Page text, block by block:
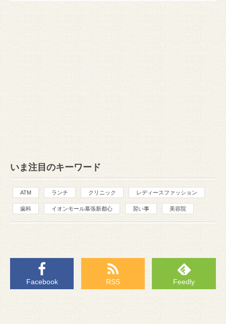
いま注目のキーワード
ATM ランチ クリニック レディースファッション
歯科 イオンモール幕張新都心 習い事 美容院
Facebook RSS Feedly